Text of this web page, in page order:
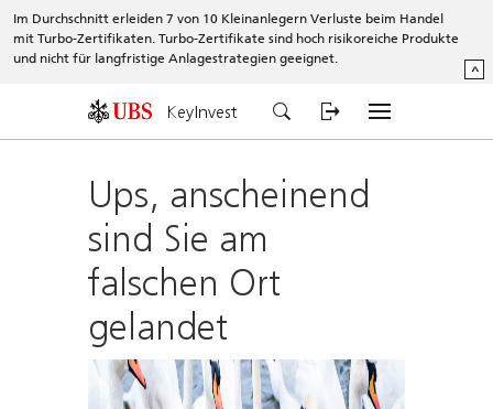
Im Durchschnitt erleiden 7 von 10 Kleinanlegern Verluste beim Handel
mit Turbo-Zertifikaten. Turbo-Zertifikate sind hoch risikoreiche Produkte
und nicht für langfristige Anlagestrategien geeignet.
^
KeyInvest
Ups, anscheinend
sind Sie am
falschen Ort
gelandet